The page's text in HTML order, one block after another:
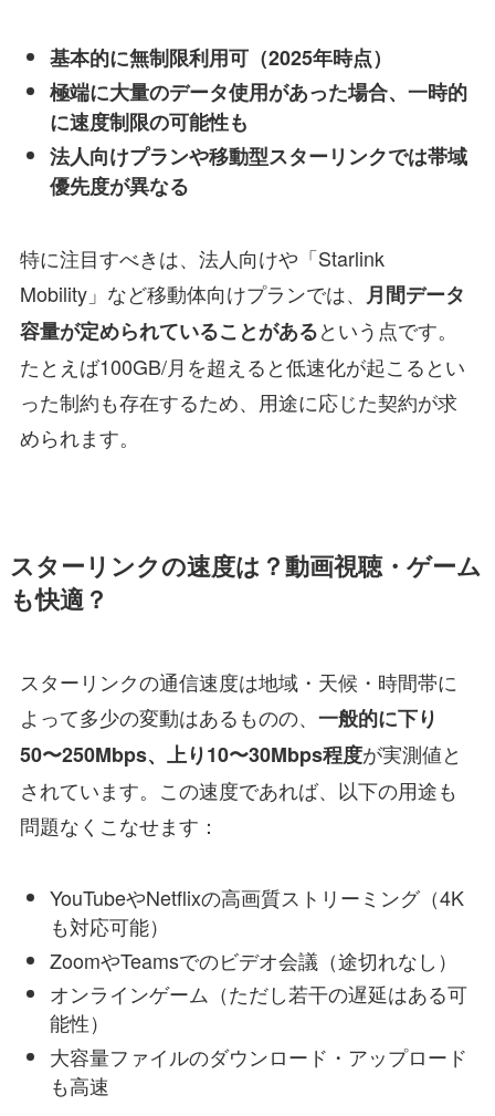
基本的に無制限利用可（2025年時点）
極端に大量のデータ使用があった場合、一時的
に速度制限の可能性も
法人向けプランや移動型スターリンクでは帯域
優先度が異なる
特に注目すべきは、法人向けや「Starlink
Mobility」など移動体向けプランでは、 月間データ
容量が定められていることがあるという点です。
たとえば100GB/月を超えると低速化が起こるとい
った制約も存在するため、用途に応じた契約が求
められます。
スターリンクの速度は？動画視聴・ゲーム
も快適？
スターリンクの通信速度は地域・天候・時間帯に
よって多少の変動はあるものの、 一般的に下り
50〜250Mbps、上り10〜30Mbps程度が実測値と
されています。この速度であれば、以下の用途も
問題なくこなせます：
YouTubeやNetflixの高画質ストリーミング（4K
も対応可能）
ZoomやTeamsでのビデオ会議（途切れなし）
オンラインゲーム（ただし若干の遅延はある可
能性）
大容量ファイルのダウンロード・アップロード
も高速